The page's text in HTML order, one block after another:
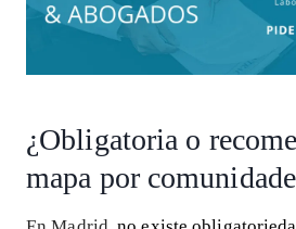
¿Obligatoria o
mapa por